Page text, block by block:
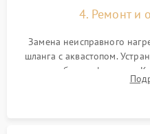
4. Ремонт и
Замена неисправного
шланга с аквастопом.
патрубках и фильтрах.
управления,